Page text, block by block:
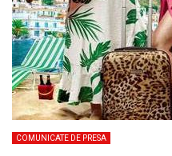
COMUNICATE DE PRESA